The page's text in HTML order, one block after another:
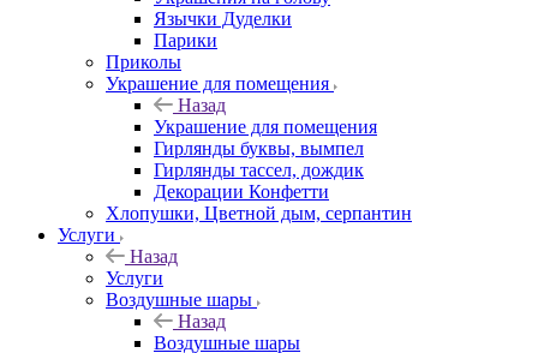
Язычки Дуделки
Парики
Приколы
Украшение для помещения
Назад
Украшение для помещения
Гирлянды буквы, вымпел
Гирлянды тассел, дождик
Декорации Конфетти
Хлопушки, Цветной дым, серпантин
Услуги
Назад
Услуги
Воздушные шары
Назад
Воздушные шары